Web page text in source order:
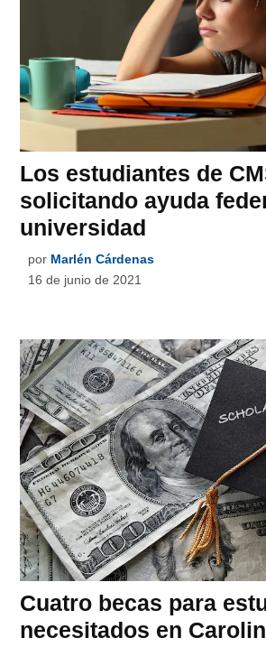
Los estudiantes de
solicitando ayuda
universidad
por Marlén Cárdenas
16 de junio de 2021
Cuatro becas para
necesitados en